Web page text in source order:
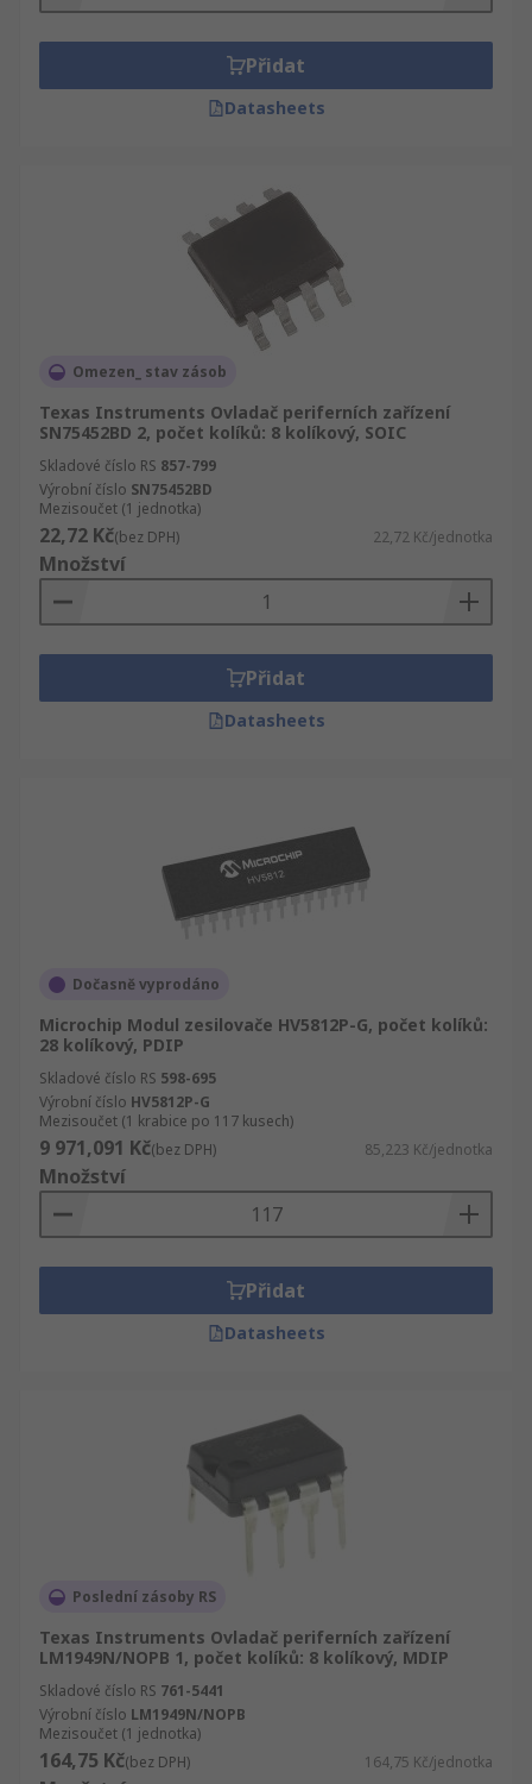
Přidat
Datasheets
Omezen_ stav zásob
Texas Instruments Ovladač periferních zařízení
SN75452BD 2, počet kolíků: 8 kolíkový, SOIC
Skladové číslo RS 857-799
Výrobní číslo SN75452BD
Mezisoučet (1 jednotka)
22,72 Kč(bez DPH) 22,72 Kč/jednotka
Množství
Přidat
Datasheets
Dočasně vyprodáno
Microchip Modul zesilovače HV5812P-G, počet kolíků:
28 kolíkový, PDIP
Skladové číslo RS 598-695
Výrobní číslo HV5812P-G
Mezisoučet (1 krabice po 117 kusech)
9 971,091 Kč(bez DPH) 85,223 Kč/jednotka
Množství
Přidat
Datasheets
Poslední zásoby RS
Texas Instruments Ovladač periferních zařízení
LM1949N/NOPB 1, počet kolíků: 8 kolíkový, MDIP
Skladové číslo RS 761-5441
Výrobní číslo LM1949N/NOPB
Mezisoučet (1 jednotka)
164,75 Kč(bez DPH) 164,75 Kč/jednotka